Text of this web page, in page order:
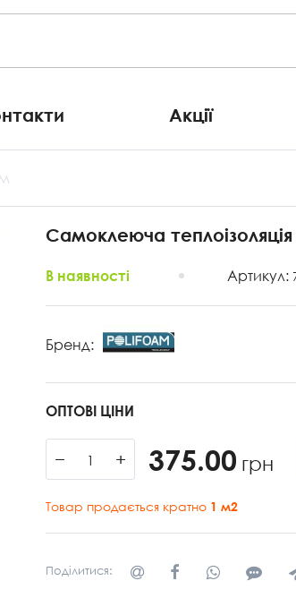
Акції
Самоклеюча
В наявності Артикул:
Бренд:
ОПТОВІ ЦІНИ
− + 375.00 грн
Товар продається кратно 1 м2
Поділитися: